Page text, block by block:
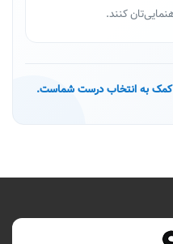
کنند.
کمک به انتخاب درست شماست.